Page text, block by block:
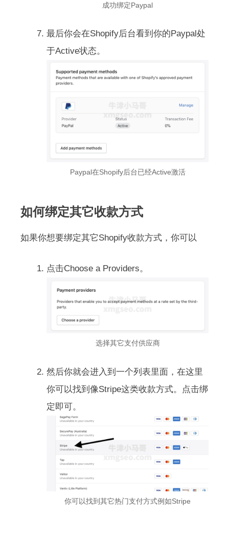
成功绑定Paypal
最后你会在Shopify后台看到你的Paypal处
于Active状态。
Paypal在Shopify后台已经Active激活
如何绑定其它收款方式
如果你想要绑定其它Shopify收款方式，你可以
点击Choose a Providers。
选择其它支付供应商
然后你就会进入到一个列表里面，在这里
你可以找到像Stripe这类收款方式。点击绑
定即可。
你可以找到其它热门支付方式例如Stripe